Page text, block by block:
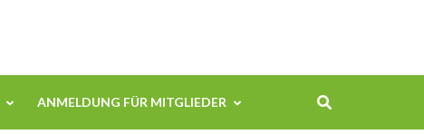
ANMELDUNG FÜR MITGLIEDER